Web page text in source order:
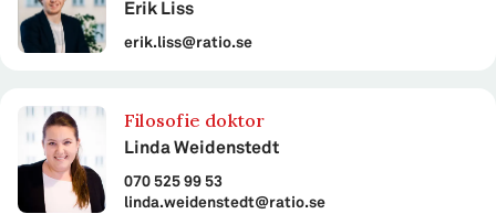
Erik Liss
erik.liss@ratio.se
Filosofie doktor
Linda Weidenstedt
070 525 99 53
linda.weidenstedt@ratio.se